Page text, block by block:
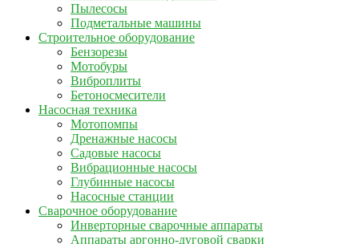
Пылесосы
Подметальные машины
Строительное оборудование
Бензорезы
Мотобуры
Виброплиты
Бетоносмесители
Насосная техника
Мотопомпы
Дренажные насосы
Садовые насосы
Вибрационные насосы
Глубинные насосы
Насосные станции
Сварочное оборудование
Инверторные сварочные аппараты
Аппараты аргонно-дуговой сварки